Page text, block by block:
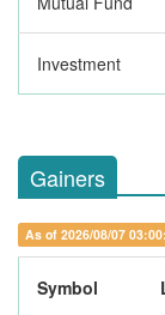
Investment
Gainers
As of 2026/08/07
Symbol